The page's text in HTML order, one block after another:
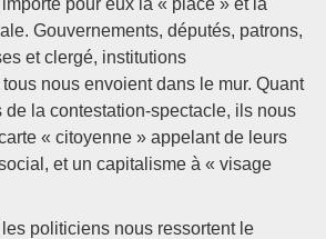
pour eux la « place » et la
Gouvernements, députés, patrons,
et clergé, institutions
nous envoient dans le mur. Quant
de la contestation-spectacle, ils nous
« citoyenne » appelant de leurs
et un capitalisme à « visage
politiciens nous ressortent le